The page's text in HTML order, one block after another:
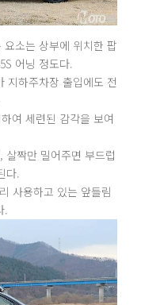
소는 상부에 위치한 팝
어닝 정도다.
지하주차장 출입에도 전
여 세련된 감각을 보여
짝만 밀어주면 부드럽
다.
사용하고 있는 앞들림
.